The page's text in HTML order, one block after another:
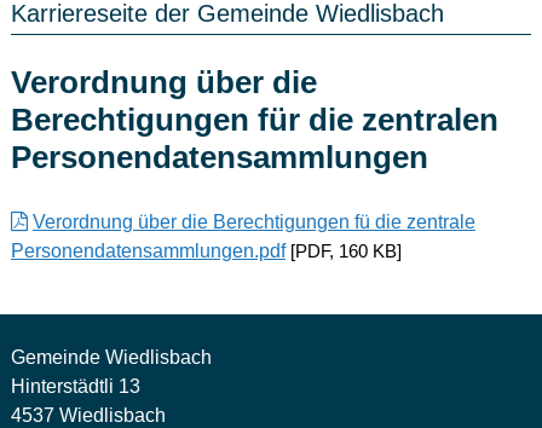
Karriereseite der Gemeinde Wiedlisbach
Verordnung über die
Berechtigungen für die zentralen
Personendatensammlungen
Verordnung über die Berechtigungen fü die zentrale
Personendatensammlungen.pdf [PDF, 160 KB]
Gemeinde Wiedlisbach
Hinterstädtli 13
4537 Wiedlisbach